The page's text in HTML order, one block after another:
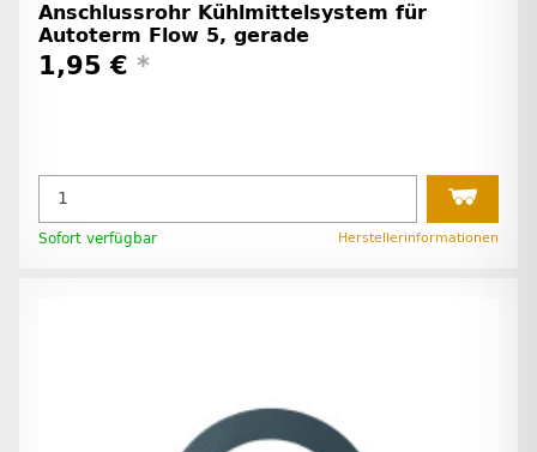
Anschlussrohr Kühlmittelsystem für
Autoterm Flow 5, gerade
1,95 € *
Sofort verfügbar Herstellerinformationen